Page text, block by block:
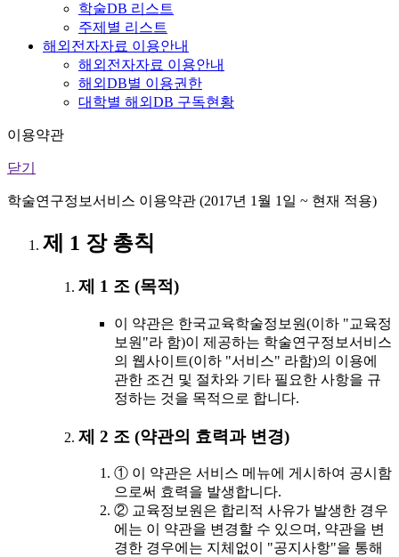
학술DB 리스트
주제별 리스트
해외전자자료 이용안내
해외전자자료 이용안내
해외DB별 이용권한
대학별 해외DB 구독현황
이용약관
닫기
학술연구정보서비스 이용약관 (2017년 1월 1일 ~ 현재 적용)
제 1 장 총칙
제 1 조 (목적)
이 약관은 한국교육학술정보원(이하 "교육정
보원"라 함)이 제공하는 학술연구정보서비스
의 웹사이트(이하 "서비스" 라함)의 이용에
관한 조건 및 절차와 기타 필요한 사항을 규
정하는 것을 목적으로 합니다.
제 2 조 (약관의 효력과 변경)
① 이 약관은 서비스 메뉴에 게시하여 공시함
으로써 효력을 발생합니다.
② 교육정보원은 합리적 사유가 발생한 경우
에는 이 약관을 변경할 수 있으며, 약관을 변
경한 경우에는 지체없이 "공지사항"을 통해